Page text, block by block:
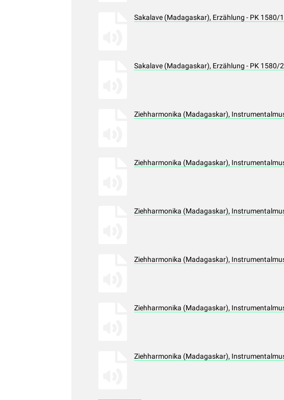
Sakalave (Madagaskar), Erzählung - PK 1580/
Sakalave (Madagaskar), Erzählung - PK 1580/
Ziehharmonika (Madagaskar),
Ziehharmonika (Madagaskar),
Ziehharmonika (Madagaskar),
Ziehharmonika (Madagaskar),
Ziehharmonika (Madagaskar),
Ziehharmonika (Madagaskar),